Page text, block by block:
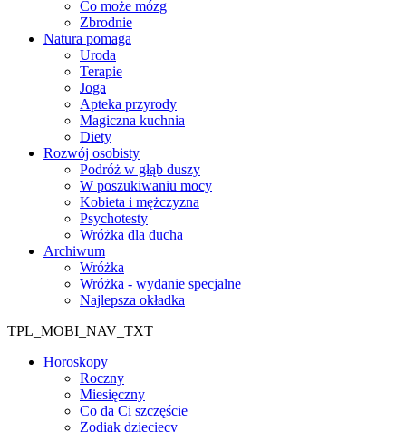
Co może mózg
Zbrodnie
Natura pomaga
Uroda
Terapie
Joga
Apteka przyrody
Magiczna kuchnia
Diety
Rozwój osobisty
Podróż w głąb duszy
W poszukiwaniu mocy
Kobieta i mężczyzna
Psychotesty
Wróżka dla ducha
Archiwum
Wróżka
Wróżka - wydanie specjalne
Najlepsza okładka
TPL_MOBI_NAV_TXT
Horoskopy
Roczny
Miesięczny
Co da Ci szczęście
Zodiak dziecięcy